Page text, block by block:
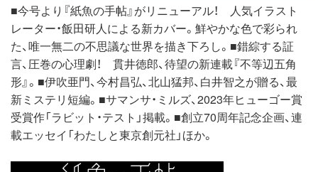
■今号より『紙魚の手帖』がリニューアル！ 人気イラスト
レーター・飯田研人による新カバー。鮮やかな色で彩られ
た、唯一無二の不思議な世界を描き下ろし。■錯綜する証
言、圧巻の心理劇！ 貫井徳郎、待望の新連載『不等辺五角
形』。■伊吹亜門、今村昌弘、北山猛邦、白井智之が贈る、最
新ミステリ短編。■サマンサ・ミルズ、2023年ヒューゴー賞
受賞作「ラビット・テスト」掲載。■創立70周年記念企画、連
載エッセイ「わたしと東京創元社」ほか。